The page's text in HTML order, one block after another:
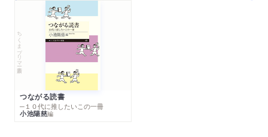
ちくまプリマー新書
つながる読書
─１０代に推したいこの一冊
小池陽慈編